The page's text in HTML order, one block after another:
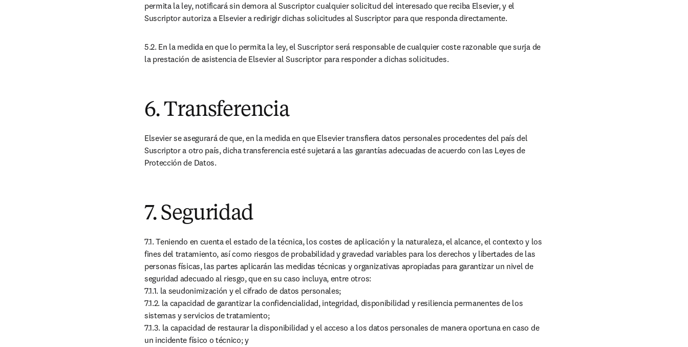
permita la ley, notificará sin demora al Suscriptor cualquier solicitud del interesado que reciba Elsevier, y el
Suscriptor autoriza a Elsevier a redirigir dichas solicitudes al Suscriptor para que responda directamente.
5.2. En la medida en que lo permita la ley, el Suscriptor será responsable de cualquier coste razonable que surja de
la prestación de asistencia de Elsevier al Suscriptor para responder a dichas solicitudes.
6. Transferencia
Elsevier se asegurará de que, en la medida en que Elsevier transfiera datos personales procedentes del país del
Suscriptor a otro país, dicha transferencia esté sujetará a las garantías adecuadas de acuerdo con las Leyes de
Protección de Datos.
7. Seguridad
7.1. Teniendo en cuenta el estado de la técnica, los costes de aplicación y la naturaleza, el alcance, el contexto y los
fines del tratamiento, así como riesgos de probabilidad y gravedad variables para los derechos y libertades de las
personas físicas, las partes aplicarán las medidas técnicas y organizativas apropiadas para garantizar un nivel de
seguridad adecuado al riesgo, que en su caso incluya, entre otros:
7.1.1. la seudonimización y el cifrado de datos personales;
7.1.2. la capacidad de garantizar la confidencialidad, integridad, disponibilidad y resiliencia permanentes de los
sistemas y servicios de tratamiento;
7.1.3. la capacidad de restaurar la disponibilidad y el acceso a los datos personales de manera oportuna en caso de
un incidente físico o técnico; y